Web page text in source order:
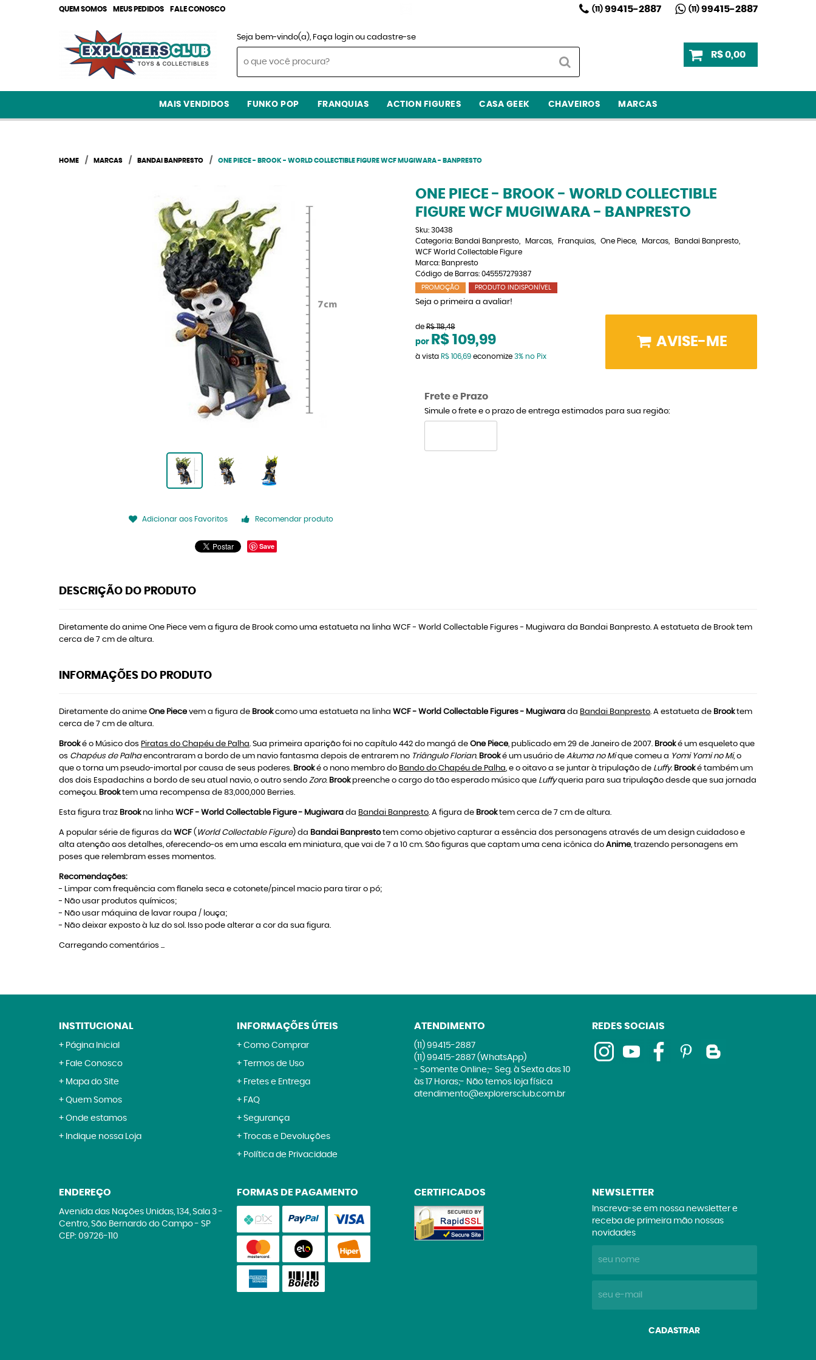
QUEM SOMOS MEUS PEDIDOS FALE CONOSCO (11)99415-2887 (11)99415-2887
Seja bem-vindo(a), Faça login ou cadastre-se
R$ 0,00
MAIS VENDIDOS FUNKO POP FRANQUIAS ACTION FIGURES CASA GEEK CHAVEIROS MARCAS
HOME MARCAS BANDAI BANPRESTO ONE PIECE - BROOK - WORLD COLLECTIBLE FIGURE WCF MUGIWARA - BANPRESTO
Adicionar aos Favoritos Recomendar produto
Save
ONE PIECE - BROOK - WORLD COLLECTIBLE
FIGURE WCF MUGIWARA - BANPRESTO
Sku: 30438
Categoria: Bandai Banpresto Marcas Franquias One Piece Marcas
Bandai Banpresto
WCF World Collectable Figure
Marca: Banpresto
Código de Barras: 045557279387
PROMOÇÃO PRODUTO INDISPONÍVEL
Seja o primeira a avaliar!
de R$ 118,48
por R$ 109,99
à vista R$ 106,69economize 3% no Pix
AVISE-ME
Frete e Prazo
Simule o frete e o prazo de entrega estimados para sua região:
DESCRIÇÃO DO PRODUTO
Diretamente do anime One Piece vem a figura de Brook como uma estatueta na linha WCF - World Collectable Figures - Mugiwara da Bandai Banpresto. A estatueta de Brook tem
cerca de 7 cm de altura.
INFORMAÇÕES DO PRODUTO
Diretamente do anime One Piece vem a figura de Brookcomo uma estatueta na linha WCF - World Collectable Figures - Mugiwara da Bandai Banpresto. A estatueta de Brooktem
cerca de 7 cm de altura.
Brooké o Músico dos Piratas do Chapéu de Palha. Sua primeira aparição foi no capítulo 442 do mangá de One Piece, publicado em 29 de Janeiro de 2007. Brooké um esqueleto que
os Chapéus de Palhaencontraram a bordo de um navio fantasma depois de entrarem no Triângulo Florian. Brooké um usuário de Akuma no Mique comeu a Yomi Yomi no Mi, o
que o torna um pseudo-imortal por causa de seus poderes. Brooké o nono membro do Bando do Chapéu de Palha, e o oitavo a se juntar à tripulação de Luffy. Brooké também um
dos dois Espadachins a bordo de seu atual navio, o outro sendo Zoro. Brookpreenche o cargo do tão esperado músico que Luffyqueria para sua tripulação desde que sua jornada
começou. Brooktem uma recompensa de 83,000,000 Berries.
Esta figura traz Brook na linha WCF - World Collectable Figure - Mugiwara da Bandai Banpresto. A figura de Brooktem cerca de 7 cm de altura.
A popular série de figuras da WCF ( World Collectable Figure) da Bandai Banprestotem como objetivo capturar a essência dos personagens através de um design cuidadoso e
alta atenção aos detalhes, oferecendo-os em uma escala em miniatura, que vai de 7 a 10 cm. São figuras que captam uma cena icônica do Anime, trazendo personagens em
poses que relembram esses momentos.
Recomendações:
- Limpar com frequência com flanela seca e cotonete/pincel macio para tirar o pó;
- Não usar produtos químicos;
- Não usar máquina de lavar roupa / louça;
- Não deixar exposto à luz do sol. Isso pode alterar a cor da sua figura.
Carregando comentários ...
INSTITUCIONAL
Página Inicial
Fale Conosco
Mapa do Site
Quem Somos
Onde estamos
Indique nossa Loja
INFORMAÇÕES ÚTEIS
Como Comprar
Termos de Uso
Fretes e Entrega
FAQ
Segurança
Trocas e Devoluções
Política de Privacidade
ATENDIMENTO
(11) 99415-2887
(11) 99415-2887 (WhatsApp)
- Somente Online;- Seg. à Sexta das 10
às 17 Horas;- Não temos loja física
atendimento@explorersclub.com.br
REDES SOCIAIS
ENDEREÇO
Avenida das Nações Unidas, 134, Sala 3-
Centro, São Bernardo do Campo- SP
CEP: 09726-110
FORMAS DE PAGAMENTO CERTIFICADOS NEWSLETTER
Inscreva-se em nossa newsletter e
receba de primeira mão nossas
novidades
CADASTRAR